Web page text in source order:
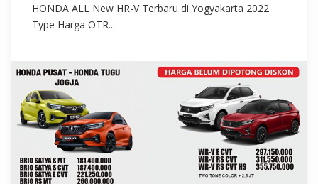
HONDA ALL New HR-V Terbaru di Yogyakarta 2022
Type Harga OTR...